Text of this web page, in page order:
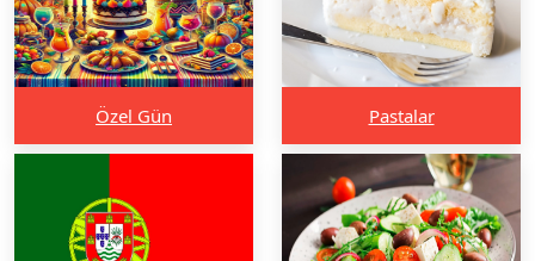
Özel Gün Pastalar